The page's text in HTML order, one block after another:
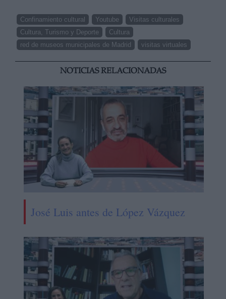
Confinamiento cultural Youtube
Visitas culturales
Cultura, Turismo y Deporte
Cultura
red de museos municipales de Madrid
visitas virtuales
NOTICIAS RELACIONADAS
José Luis antes de López Vázquez